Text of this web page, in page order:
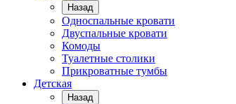
Назад
Односпальные кровати
Двуспальные кровати
Комоды
Туалетные столики
Прикроватные тумбы
Детская
Назад